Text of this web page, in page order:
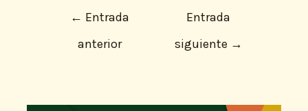
← Entrada
anterior
Entrada
siguiente →